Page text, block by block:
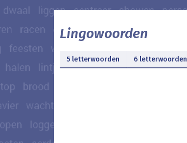
Lingowoorden
5 letterwoorden 6 letterwoorden